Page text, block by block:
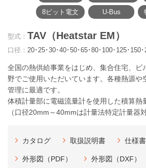
8ビット電文 U-Bus
型式： TAV（Heatstar EM）
口径： 20･25･30･40･50･65･80･100･125･150
全国の熱供給事業をはじめ、集合住宅、ビ
野でご使用いただいています。各種熱源や
管理に最適です。
体積計量部に電磁流量計を使用した積算熱
（口径20mm～40mmは計量法特定計量器
カタログ 取扱説明書 仕様書
外形図（PDF） 外形図（DXF）